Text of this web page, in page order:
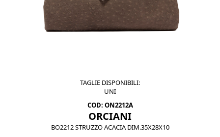
TAGLIE DISPONIBILI:
UNI
COD: ON2212A
ORCIANI
BO2212 STRUZZO ACACIA DIM.35X28X10